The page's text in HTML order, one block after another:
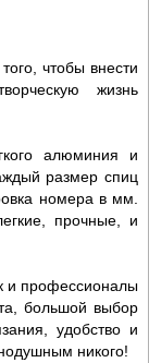
чтобы внести
жизнь
алюминия и
размер спиц
номера в мм.
прочные, и
и профессионалы
большой выбор
удобство и
никого!